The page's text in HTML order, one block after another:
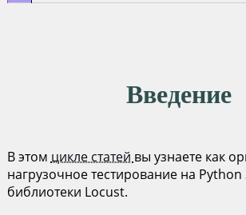
Введение
В этом цикле статей вы узнаете как
нагрузочное тестирование на
библиотеки Locust.